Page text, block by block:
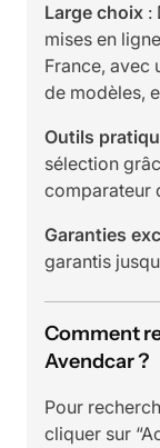
Large choix :
mises en
France, avec
de modèles,
Outils
sélection
comparateur
Garanties
garantis
Comment
Avendcar ?
Pour
cliquer sur